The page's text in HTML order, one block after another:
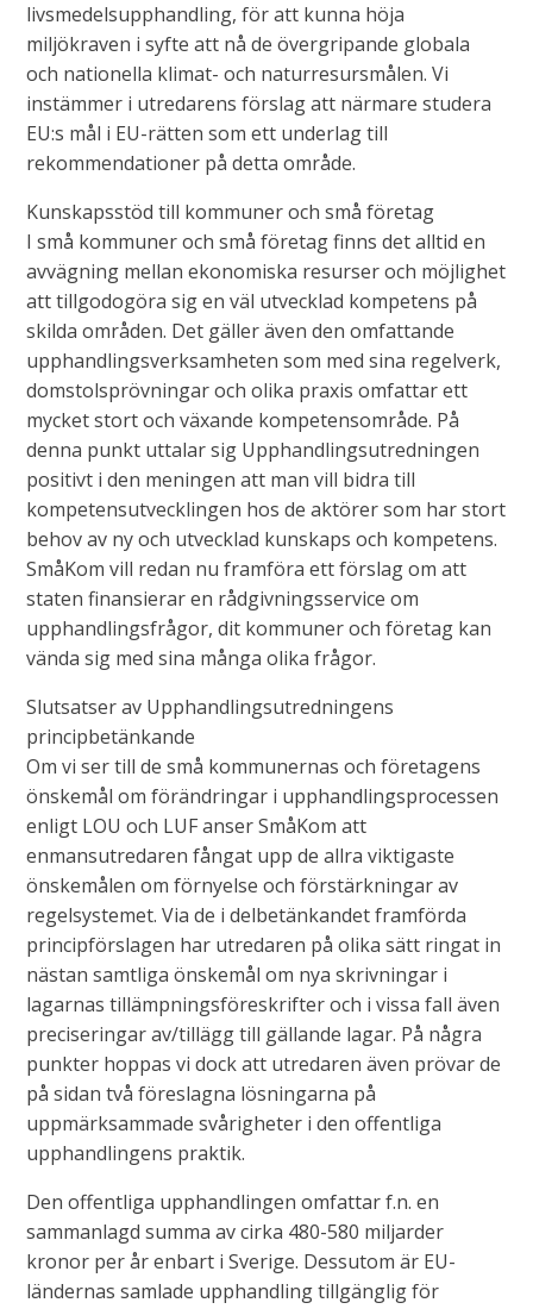
livsmedelsupphandling, för att kunna höja
miljökraven i syfte att nå de övergripande globala
och nationella klimat- och naturresursmålen. Vi
instämmer i utredarens förslag att närmare studera
EU:s mål i EU-rätten som ett underlag till
rekommendationer på detta område.
Kunskapsstöd till kommuner och små företag
I små kommuner och små företag finns det alltid en
avvägning mellan ekonomiska resurser och möjlighet
att tillgodogöra sig en väl utvecklad kompetens på
skilda områden. Det gäller även den omfattande
upphandlingsverksamheten som med sina regelverk,
domstolsprövningar och olika praxis omfattar ett
mycket stort och växande kompetensområde. På
denna punkt uttalar sig Upphandlingsutredningen
positivt i den meningen att man vill bidra till
kompetensutvecklingen hos de aktörer som har stort
behov av ny och utvecklad kunskaps och kompetens.
SmåKom vill redan nu framföra ett förslag om att
staten finansierar en rådgivningsservice om
upphandlingsfrågor, dit kommuner och företag kan
vända sig med sina många olika frågor.
Slutsatser av Upphandlingsutredningens
principbetänkande
Om vi ser till de små kommunernas och företagens
önskemål om förändringar i upphandlingsprocessen
enligt LOU och LUF anser SmåKom att
enmansutredaren fångat upp de allra viktigaste
önskemålen om förnyelse och förstärkningar av
regelsystemet. Via de i delbetänkandet framförda
principförslagen har utredaren på olika sätt ringat in
nästan samtliga önskemål om nya skrivningar i
lagarnas tillämpningsföreskrifter och i vissa fall även
preciseringar av/tillägg till gällande lagar. På några
punkter hoppas vi dock att utredaren även prövar de
på sidan två föreslagna lösningarna på
uppmärksammade svårigheter i den offentliga
upphandlingens praktik.
Den offentliga upphandlingen omfattar f.n. en
sammanlagd summa av cirka 480-580 miljarder
kronor per år enbart i Sverige. Dessutom är EU-
ländernas samlade upphandling tillgänglig för